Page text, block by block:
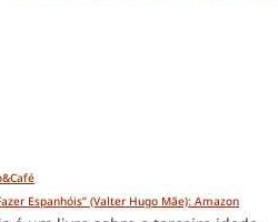
Espanhóis” (Valter Hugo Mãe): Amazon